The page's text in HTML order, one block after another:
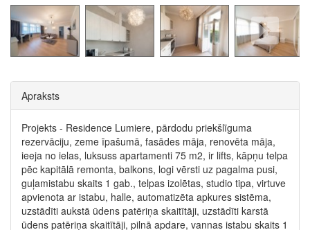
Apraksts
Projekts - Residence Lumiere, pārdodu priekšlīguma
rezervāciju, zeme īpašumā, fasādes māja, renovēta māja,
ieeja no ielas, luksuss apartamenti 75 m2, ir lifts, kāpņu telpa
pēc kapitālā remonta, balkons, logi vērsti uz pagalma pusi,
guļamistabu skaits 1 gab., telpas izolētas, studio tipa, virtuve
apvienota ar istabu, halle, automatizēta apkures sistēma,
uzstādīti aukstā ūdens patēriņa skaitītāji, uzstādīti karstā
ūdens patēriņa skaitītāji, pilnā apdare, vannas istabu skaits 1